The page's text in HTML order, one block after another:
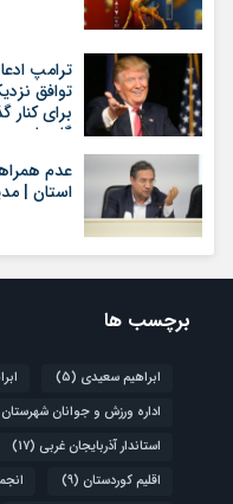
ترامپ
توافق
برای
گام‌های
عدم
استان |
برچسب ها
ابراهیم سعیدی (5)
اداره ورزش و جوانان
استاندار آذربایجان غربی (17)
اقلیم کوردستان (9)